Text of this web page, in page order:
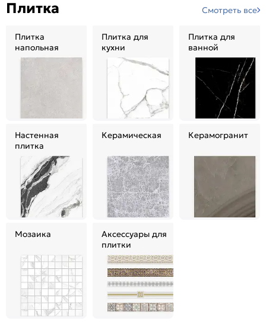
Плитка Смотреть все
Плитка
напольная
Плитка для
кухни
Плитка для
ванной
Настенная
плитка
Керамическая Керамогранит
Мозаика
Аксессуары для
плитки